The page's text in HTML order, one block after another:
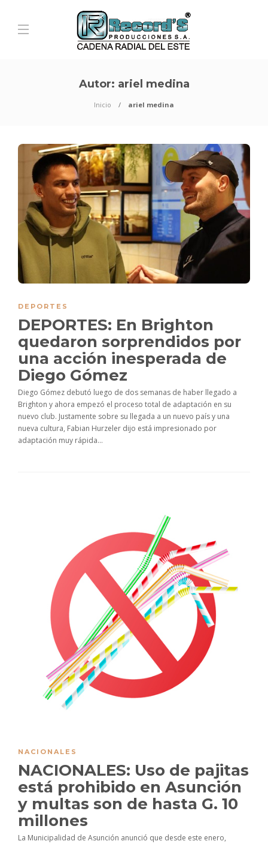
Autor: ariel medina
Inicio ariel medina
DEPORTES
DEPORTES: En Brighton
quedaron sorprendidos por
una acción inesperada de
Diego Gómez
Diego Gómez debutó luego de dos semanas de haber llegado a
Brighton y ahora empezó el proceso total de adaptación en su
nuevo club. Justamente sobre su llegada a un nuevo país y una
nueva cultura, Fabian Hurzeler dijo está impresionado por
adaptación muy rápida...
NACIONALES
NACIONALES: Uso de pajitas
está prohibido en Asunción
y multas son de hasta G. 10
millones
La Municipalidad de Asunción anunció que desde este enero,